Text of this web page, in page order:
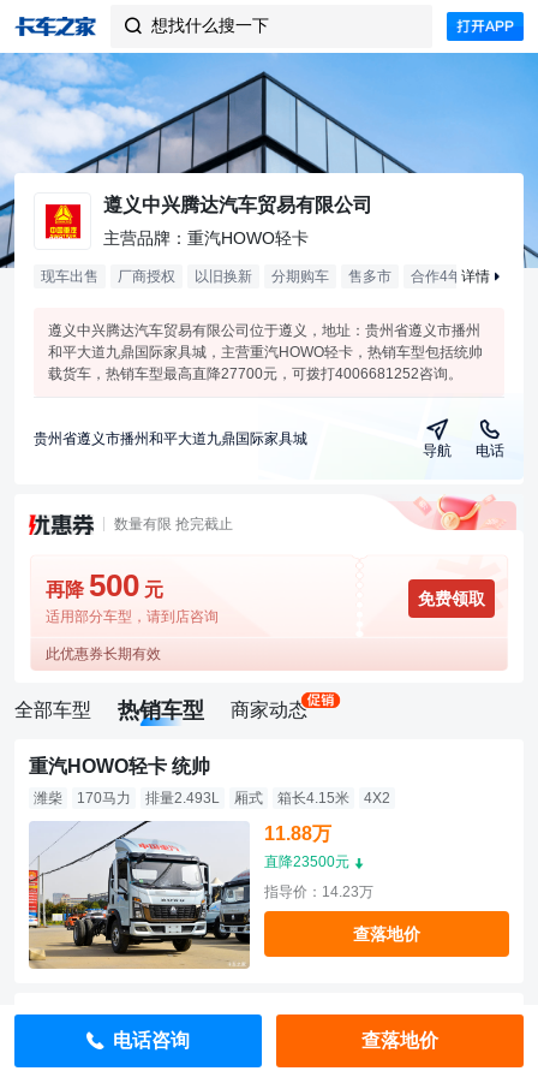
 想找什么搜一下
遵义中兴腾达汽车贸易有限公司
主营品牌：重汽HOWO轻卡
现车出售 厂商授权 以旧换新 分期购车 售多市 合作4年详情
遵义中兴腾达汽车贸易有限公司位于遵义，地址：贵州省遵义市播州
和平大道九鼎国际家具城，主营重汽HOWO轻卡，热销车型包括统帅
载货车，热销车型最高直降27700元，可拨打4006681252咨询。
贵州省遵义市播州和平大道九鼎国际家具城
导航 电话
数量有限 抢完截止
再降 500 元
适用部分车型，请到店咨询
免费领取
此优惠券长期有效
全部车型 热销车型 商家动态
重汽HOWO轻卡 统帅
潍柴 170马力 排量2.493L 厢式 箱长4.15米 4X2
11.88万
直降23500元
指导价：14.23万
查落地价
重汽HOWO轻卡 统帅
170马力 排量2.493L 4X2
电话咨询 查落地价